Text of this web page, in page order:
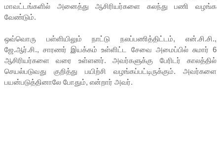
மாவட்டங்களில் அனைத்து ஆசிரியர்களை கலந்து பணி வழங்க
வேண்டும்.
ஒவ்வொரு பள்ளியிலும் நாட்டு நலப்பணித்திட்டம், என்.சி.சி.,
ஜே.ஆர்.சி., சாரணர் இயக்கம் உள்ளிட்ட சேவை அமைப்பில் சுமார் 6
ஆசிரியர்களை வரை உள்ளனர். அவர்களுக்கு பேரிடர் காலத்தில்
செயல்படுவது குறித்து பயிற்சி வழங்கப்பட்டிருக்கும். அவர்களை
பயன்படுத்தினாலே போதும், என்றார் அவர்.